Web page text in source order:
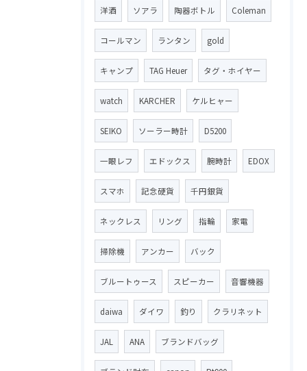
洋酒 ソアラ 陶器ボトル Coleman
コールマン ランタン gold
キャンプ TAG Heuer タグ・ホイヤー
watch KARCHER ケルヒャー
SEIKO ソーラー時計 D5200
一眼レフ エドックス 腕時計 EDOX
スマホ 記念硬貨 千円銀貨
ネックレス リング 指輪 家電
掃除機 アンカー バック
ブルートゥース スピーカー 音響機器
daiwa ダイワ 釣り クラリネット
JAL ANA ブランドバッグ